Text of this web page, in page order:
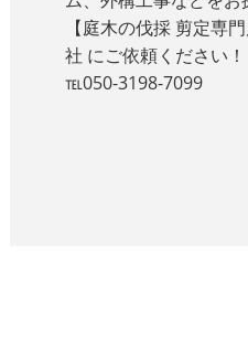
【庭木の伐採 剪定専
社 にご依頼ください！
℡050-3198-7099